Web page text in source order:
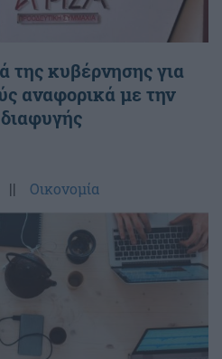
της κυβέρνησης για
αναφορικά με την
|| Οικονομία